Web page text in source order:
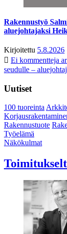
Rakennustyö
aluejohtajaksi
Kirjoitettu 5.8.2026
Ei kommentteja
seudulle –
Uutiset
100 tuoreinta
Rakennustuote
Työelämä
Näkökulmat